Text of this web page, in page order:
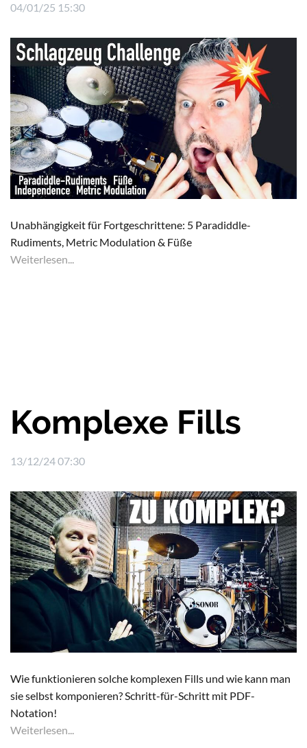
04/01/25 15:30
Unabhängigkeit für Fortgeschrittene: 5 Paradiddle-
Rudiments, Metric Modulation & Füße
Weiterlesen...
Komplexe Fills
13/12/24 07:30
Wie funktionieren solche komplexen Fills und wie kann man
sie selbst komponieren? Schritt-für-Schritt mit PDF-
Notation!
Weiterlesen...